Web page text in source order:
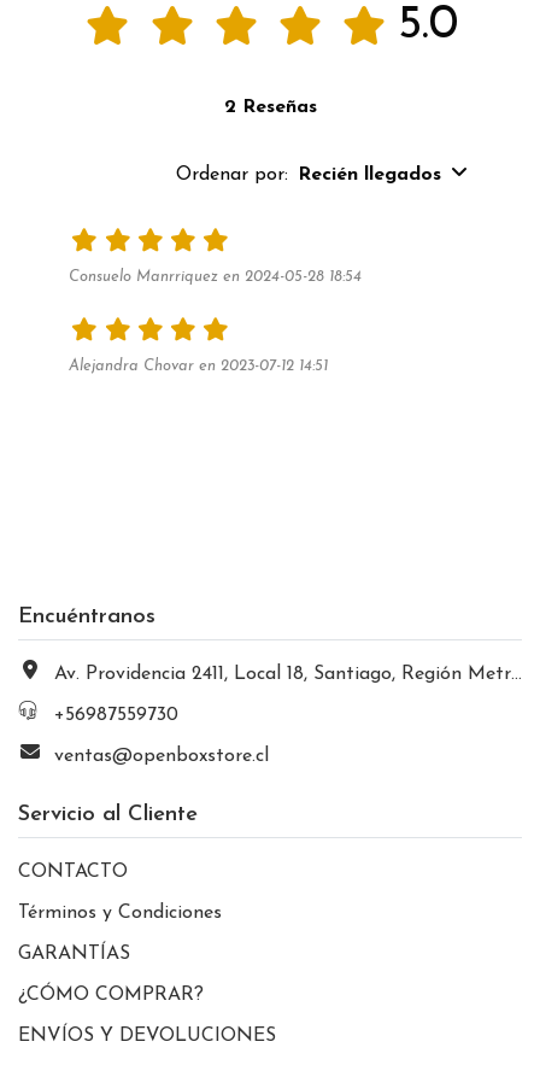
5.0
2 Reseñas
Ordenar por: Recién llegados
Consuelo Manrriquez en 2024-05-28 18:54
Alejandra Chovar en 2023-07-12 14:51
Encuéntranos
Av. Providencia 2411, Local 18, Santiago, Región Metropolitana, Chile
+56987559730
ventas@openboxstore.cl
Servicio al Cliente
CONTACTO
Términos y Condiciones
GARANTÍAS
¿CÓMO COMPRAR?
ENVÍOS Y DEVOLUCIONES